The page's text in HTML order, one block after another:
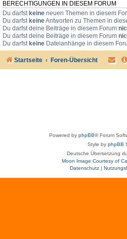
BERECHTIGUNGEN IN DIESEM FORUM
Du darfst keine neuen Themen in diesem
Du darfst keineAntworten zu Themen in
Du darfst deine Beiträge in diesem Forum
Du darfst deine Beiträge in diesem Forum
Du darfst keine Dateianhänge in diesem
Startseite Foren-Übersicht
Powered by phpBB® Forum
Style by phpBB
Deutsche Übersetzung
Moon Image Courtesy of
Datenschutz|